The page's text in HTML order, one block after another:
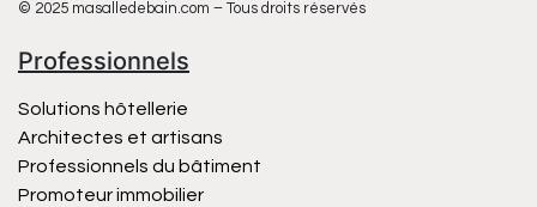
© 2025 masalledebain.com – Tous droits réservés
Professionnels
Solutions hôtellerie
Architectes et artisans
Professionnels du bâtiment
Promoteur immobilier